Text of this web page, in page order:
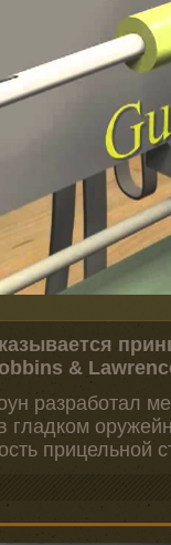
&
разработал
гладком
прицельной